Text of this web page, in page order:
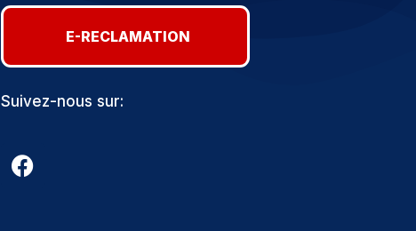
E-RECLAMATION
Suivez-nous sur: